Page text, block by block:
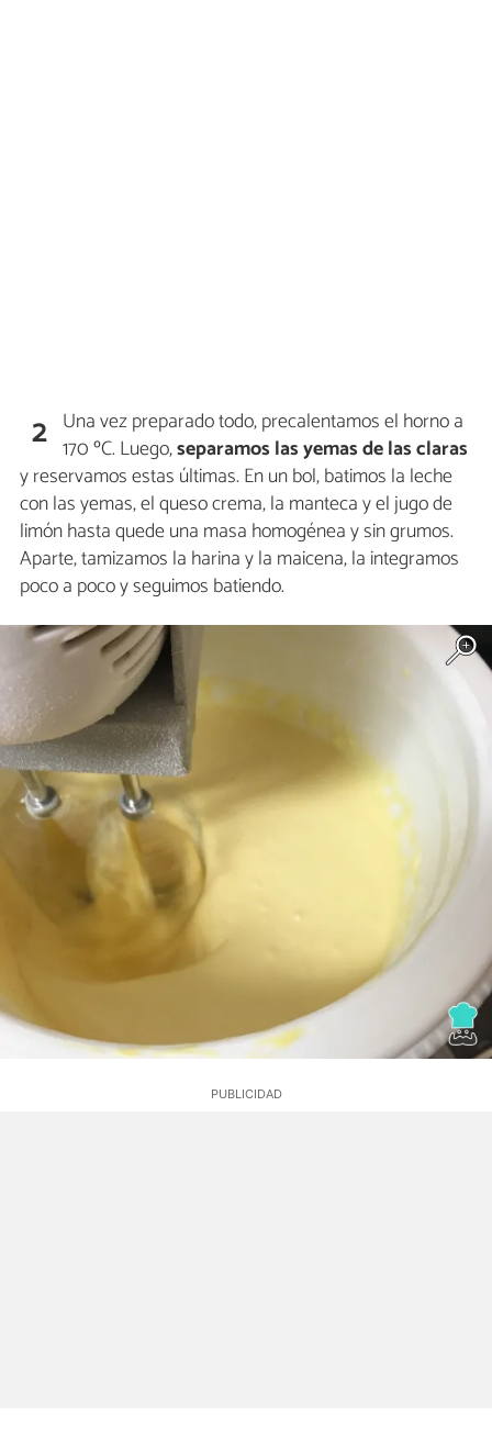
2 Una vez preparado todo, precalentamos el horno a
170 ºC. Luego,separamos las yemas de las claras
y reservamos estas últimas. En un bol, batimos la leche
con las yemas, el queso crema, la manteca y el jugo de
limón hasta quede una masa homogénea y sin grumos.
Aparte, tamizamos la harina y la maicena, la integramos
poco a poco y seguimos batiendo.